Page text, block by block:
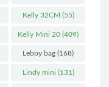
Kelly 32CM (55)
Kelly Mini 20 (409)
Leboy bag (168)
Lindy mini (131)